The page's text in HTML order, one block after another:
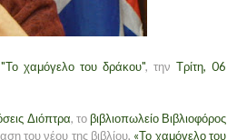
"Το χαμόγελο του δράκου", την Τρίτη, 06
Διόπτρα, το βιβλιοπωλείο Βιβλιοφόρος
του νέου της βιβλίου, «Το χαμόγελο του